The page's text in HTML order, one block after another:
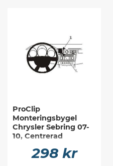
ProClip
Monteringsbygel
Chrysler Sebring 07-
10, Centrerad
298 kr